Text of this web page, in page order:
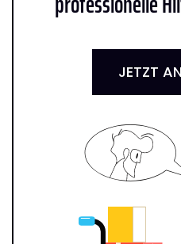
JETZT